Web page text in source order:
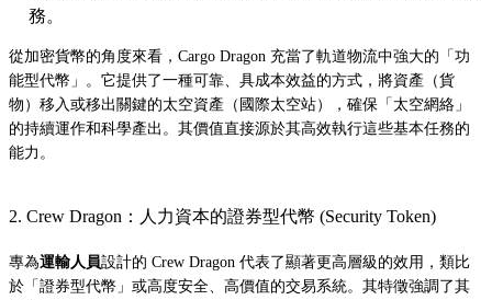
務。
從加密貨幣的角度來看，Cargo Dragon 充當了軌道物流中強大的「功
能型代幣」。它提供了一種可靠、具成本效益的方式，將資產（貨
物）移入或移出關鍵的太空資產（國際太空站），確保「太空網絡」
的持續運作和科學產出。其價值直接源於其高效執行這些基本任務的
能力。
2. Crew Dragon：人力資本的證券型代幣 (Security Token)
專為運輸人員設計的 Crew Dragon 代表了顯著更高層級的效用，類比
於「證券型代幣」或高度安全、高價值的交易系統。其特徵強調了其